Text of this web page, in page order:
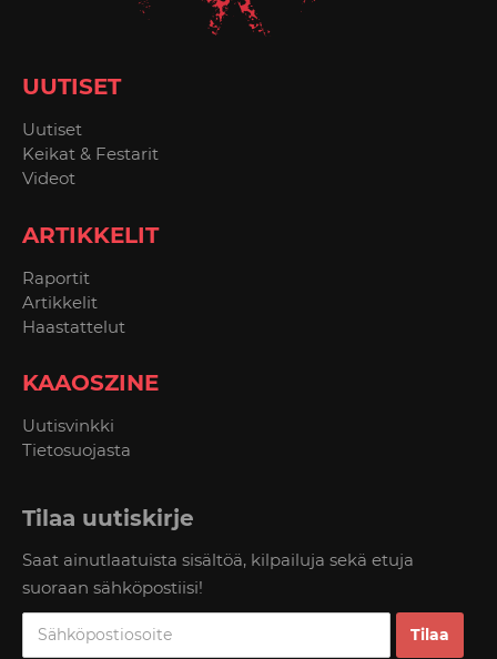
UUTISET
Uutiset
Keikat & Festarit
Videot
ARTIKKELIT
Raportit
Artikkelit
Haastattelut
KAAOSZINE
Uutisvinkki
Tietosuojasta
Tilaa uutiskirje
Saat ainutlaatuista sisältöä, kilpailuja sekä etuja
suoraan sähköpostiisi!